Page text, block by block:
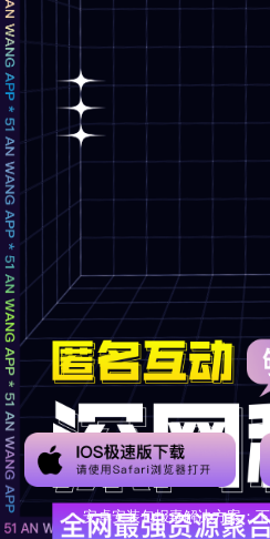
安卓安装包报毒解决方案：